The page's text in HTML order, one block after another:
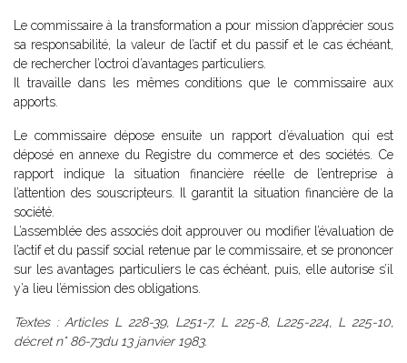
Le commissaire à la transformation a pour mission d’apprécier sous
sa responsabilité, la valeur de l’actif et du passif et le cas échéant,
de rechercher l’octroi d’avantages particuliers.
Il travaille dans les mêmes conditions que le commissaire aux
apports.
Le commissaire dépose ensuite un rapport d’évaluation qui est
déposé en annexe du Registre du commerce et des sociétés. Ce
rapport indique la situation financière réelle de l’entreprise à
l’attention des souscripteurs. Il garantit la situation financière de la
société.
L’assemblée des associés doit approuver ou modifier l’évaluation de
l’actif et du passif social retenue par le commissaire, et se prononcer
sur les avantages particuliers le cas échéant, puis, elle autorise s’il
y’a lieu l’émission des obligations.
Textes : Articles L 228-39, L251-7, L 225-8, L225-224, L 225-10,
décret n° 86-73du 13 janvier 1983.